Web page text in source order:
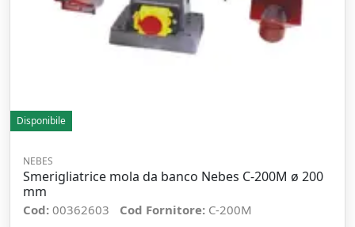
Disponibile
NEBES
Smerigliatrice mola da banco Nebes C-200M ø 200
mm
Cod: 00362603 Cod Fornitore: C-200M